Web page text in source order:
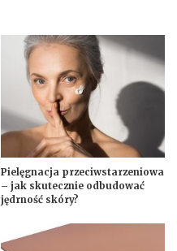
Pielęgnacja przeciwstarzeniowa
– jak skutecznie odbudować
jędrność skóry?